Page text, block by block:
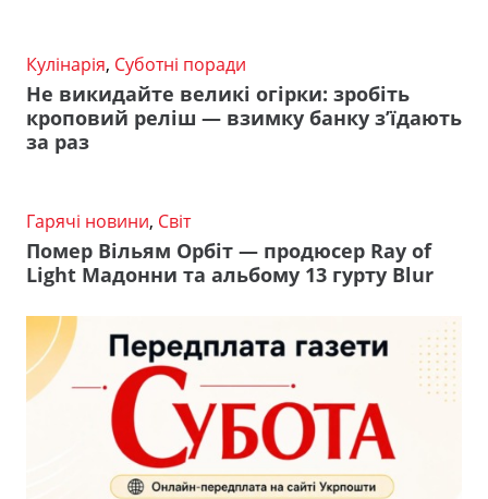
Кулінарія, Суботні поради
Не викидайте великі огірки: зробіть
кроповий реліш — взимку банку з’їдають
за раз
Гарячі новини, Світ
Помер Вільям Орбіт — продюсер Ray of
Light Мадонни та альбому 13 гурту Blur